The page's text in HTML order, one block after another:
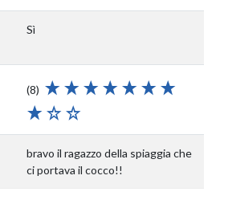
Sì
(8)
bravo il ragazzo della spiaggia che
ci portava il cocco!!